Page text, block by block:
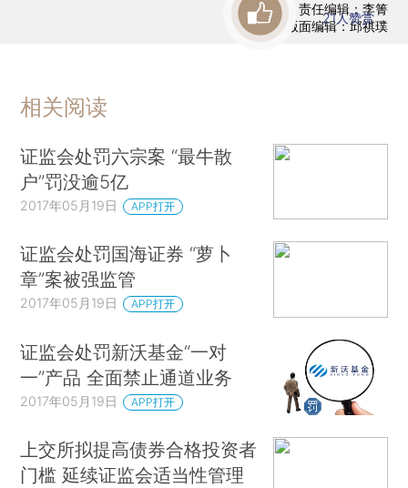
责任编辑：李箐
版面编辑：邱祺璞
21人赞赏
相关阅读
证监会处罚六宗案 “最牛散
户”罚没逾5亿
2017年05月19日 APP打开
证监会处罚国海证券 “萝卜
章”案被强监管
2017年05月19日 APP打开
证监会处罚新沃基金“一对
一”产品 全面禁止通道业务
2017年05月19日 APP打开
上交所拟提高债券合格投资者
门槛 延续证监会适当性管理